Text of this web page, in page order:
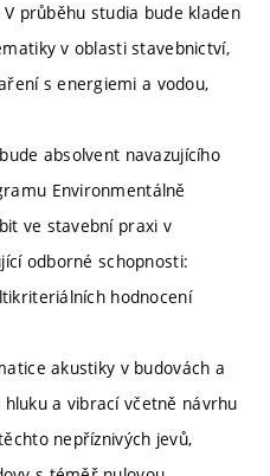
průběhu studia bude kladen
v oblasti stavebnictví,
s energiemi a vodou,
absolvent navazujícího
Environmentálně
ve stavební praxi v
odborné schopnosti:
hodnocení
akustiky v budovách a
a vibrací včetně návrhu
nepříznivých jevů,